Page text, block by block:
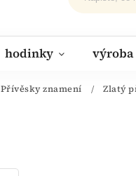
hodinky
Přívěsky znamení / Zlatý